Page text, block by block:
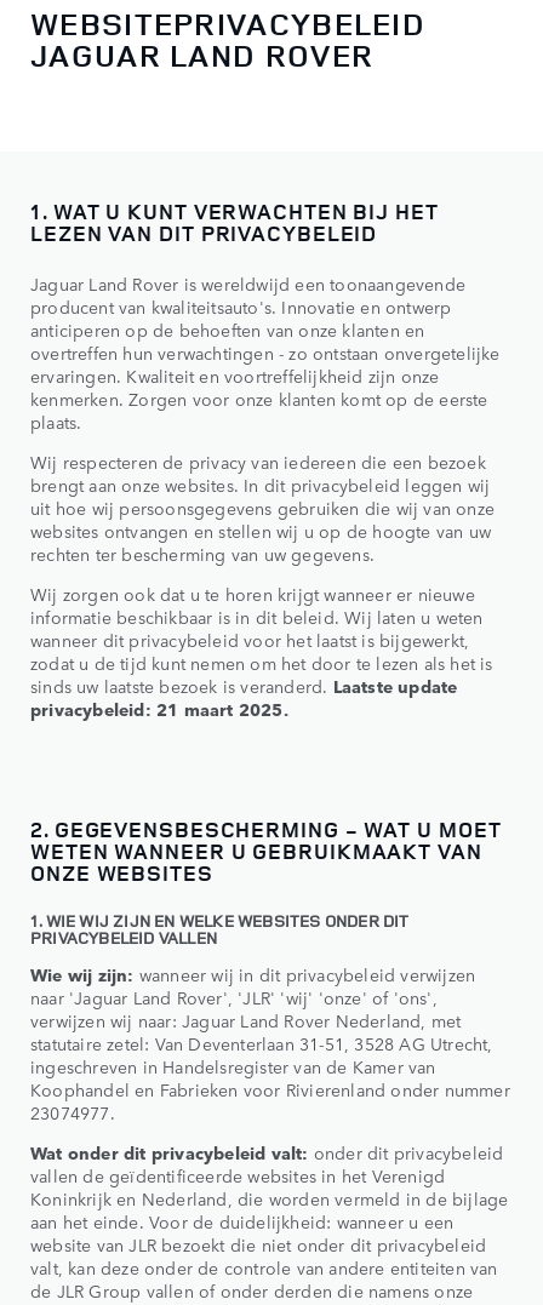
WEBSITEPRIVACYBELEID
JAGUAR LAND ROVER
1. WAT U KUNT VERWACHTEN BIJ HET
LEZEN VAN DIT PRIVACYBELEID
Jaguar Land Rover is wereldwijd een toonaangevende
producent van kwaliteitsauto's. Innovatie en ontwerp
anticiperen op de behoeften van onze klanten en
overtreffen hun verwachtingen - zo ontstaan onvergetelijke
ervaringen. Kwaliteit en voortreffelijkheid zijn onze
kenmerken. Zorgen voor onze klanten komt op de eerste
plaats.
Wij respecteren de privacy van iedereen die een bezoek
brengt aan onze websites. In dit privacybeleid leggen wij
uit hoe wij persoonsgegevens gebruiken die wij van onze
websites ontvangen en stellen wij u op de hoogte van uw
rechten ter bescherming van uw gegevens.
Wij zorgen ook dat u te horen krijgt wanneer er nieuwe
informatie beschikbaar is in dit beleid. Wij laten u weten
wanneer dit privacybeleid voor het laatst is bijgewerkt,
zodat u de tijd kunt nemen om het door te lezen als het is
sinds uw laatste bezoek is veranderd. Laatste update
privacybeleid: 21 maart 2025.
2. GEGEVENSBESCHERMING - WAT U MOET
WETEN WANNEER U GEBRUIKMAAKT VAN
ONZE WEBSITES
1. WIE WIJ ZIJN EN WELKE WEBSITES ONDER DIT
PRIVACYBELEID VALLEN
Wie wij zijn: wanneer wij in dit privacybeleid verwijzen
naar 'Jaguar Land Rover', 'JLR' 'wij' 'onze' of 'ons',
verwijzen wij naar: Jaguar Land Rover Nederland, met
statutaire zetel: Van Deventerlaan 31-51, 3528 AG Utrecht,
ingeschreven in Handelsregister van de Kamer van
Koophandel en Fabrieken voor Rivierenland onder nummer
23074977.
Wat onder dit privacybeleid valt: onder dit privacybeleid
vallen de geïdentificeerde websites in het Verenigd
Koninkrijk en Nederland, die worden vermeld in de bijlage
aan het einde. Voor de duidelijkheid: wanneer u een
website van JLR bezoekt die niet onder dit privacybeleid
valt, kan deze onder de controle van andere entiteiten van
de JLR Group vallen of onder derden die namens onze